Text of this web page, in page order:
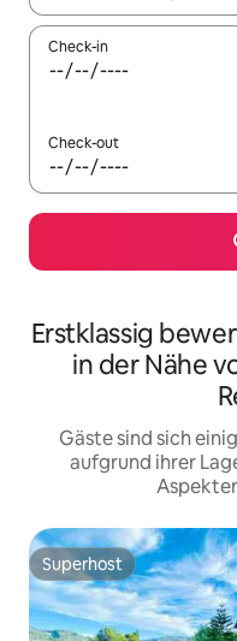
Check-in
Check-out
Erstklassig
in der Nähe
Gäste sind sich
aufgrund ihrer
Superhost
Superhost